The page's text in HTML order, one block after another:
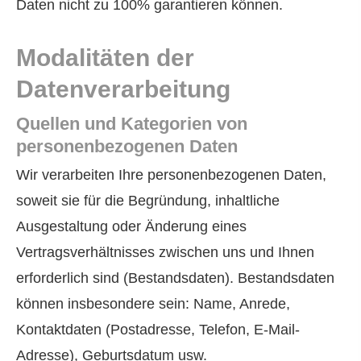
Daten nicht zu 100% garantieren können.
Modalitäten der
Datenverarbeitung
Quellen und Kategorien von
personenbezogenen Daten
Wir verarbeiten Ihre personenbezogenen Daten,
soweit sie für die Begründung, inhaltliche
Ausgestaltung oder Änderung eines
Vertragsverhältnisses zwischen uns und Ihnen
erforderlich sind (Bestandsdaten). Bestandsdaten
können insbesondere sein: Name, Anrede,
Kontaktdaten (Postadresse, Telefon, E-Mail-
Adresse), Geburts­datum usw.